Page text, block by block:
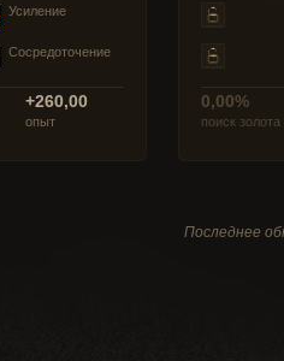
Усиление
Сосредоточение
+260,00
опыт
0,00%
поиск золота
Последнее